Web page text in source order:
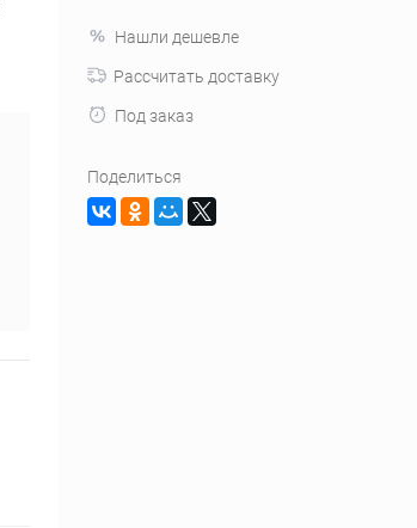
Нашли дешевле
Рассчитать доставку
Под заказ
Поделиться